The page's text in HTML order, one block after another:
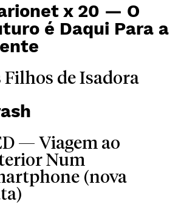
x 20 — O
é Daqui Para a
Filhos de Isadora
— Viagem ao
Num
(nova